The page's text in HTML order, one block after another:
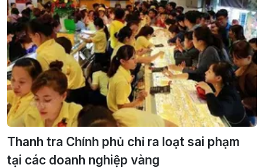
Thanh tra Chính phủ chỉ ra loạt sai phạm
tại các doanh nghiệp vàng